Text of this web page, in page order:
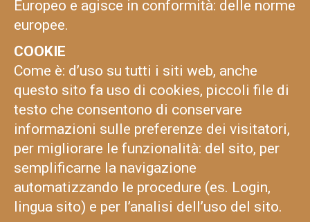
Europeo e agisce in conformità: delle norme
europee.
COOKIE
Come è: d’uso su tutti i siti web, anche
questo sito fa uso di cookies, piccoli file di
testo che consentono di conservare
informazioni sulle preferenze dei visitatori,
per migliorare le funzionalità: del sito, per
semplificarne la navigazione
automatizzando le procedure (es. Login,
lingua sito) e per l’analisi dell’uso del sito.